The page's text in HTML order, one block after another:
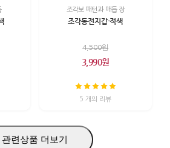
조각보 패턴과 매듭 장
조각동전지갑-적색
4,500원
3,990원
5 개의 리뷰
관련상품 더보기